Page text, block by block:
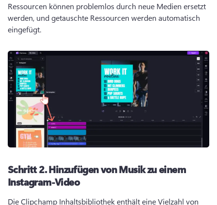
Ressourcen können problemlos durch neue Medien ersetzt
werden, und getauschte Ressourcen werden automatisch
eingefügt.
Schritt 2.Hinzufügen von Musik zu einem
Instagram-Video
Die Clipchamp Inhaltsbibliothek enthält eine Vielzahl von